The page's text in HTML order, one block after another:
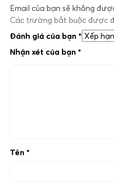
Email của bạn sẽ không
Các trường bắt buộc được
Đánh giá của bạn *
Nhận xét của bạn *
Tên *